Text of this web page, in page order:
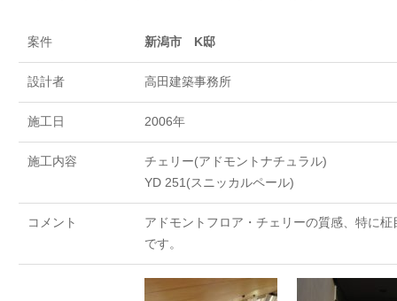
案件 新潟市 K邸
設計者 高田建築事務所
施工日 2006年
施工内容
チェリー(アドモントナチュラル)
YD 251(スニッカルペール)
コメント
アドモントフロア・チェリーの質感、特に
です。